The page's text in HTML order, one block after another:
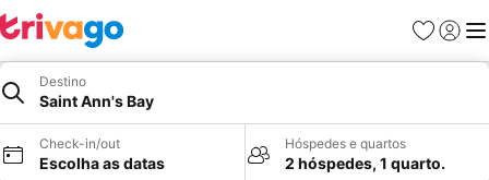
Favoritos
Iniciar
Destino
Saint Ann's Bay
Check-in/out
Escolha as datas
Hóspedes e quartos
2 hóspedes, 1 quarto.